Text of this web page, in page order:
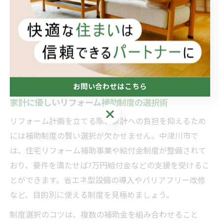
選び方のポイントは、工事の内容とタイミング、そして
家計への影響を総合的に検討することです。リフォーム
か新築か迷う場合は、専門家や市の相談窓口を活用し、
最新の制度情報やメリット・デメリットを比較検討しま
しょう。
家計に優しいリフォーム補助制度の選択術
リフォーム計画を立てる際、家計への負担を抑えるため
には補助制度の賢い選択が欠かせません。中津川市で
は、住宅リフォーム補助事業や給付金制度が整備されて
おり、要件を満たせば7万円給付金などの支援を受けるこ
とができます。省エネ型設備の導入やバリアフリー改修
など、目的別に使える制度を見極めましょう。
制度選択のコツは、複数の補助金を組み合わせること
お問い合わせはこちら
お問い合わせはこちら